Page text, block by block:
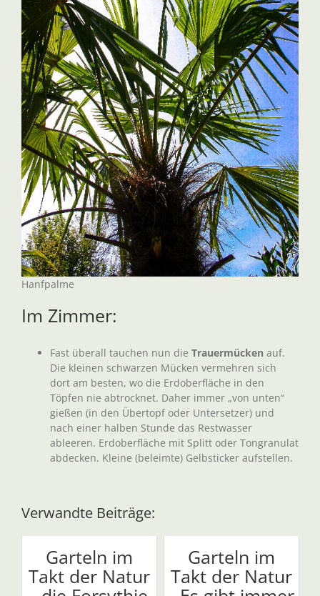
Hanfpalme
Im Zimmer:
Fast überall tauchen nun die Trauermücken auf.
Die kleinen schwarzen Mücken vermehren sich
dort am besten, wo die Erdoberfläche in den
Töpfen nie abtrocknet. Daher immer „von unten“
gießen (in den Übertopf oder Untersetzer) und
nach einer halben Stunde das Restwasser
ableeren. Erdoberfläche mit Splitt oder Tongranulat
abdecken. Kleine (beleimte) Gelbsticker aufstellen.
Verwandte Beiträge:
Garteln im
Takt der Natur
Garteln im
Takt der Natur